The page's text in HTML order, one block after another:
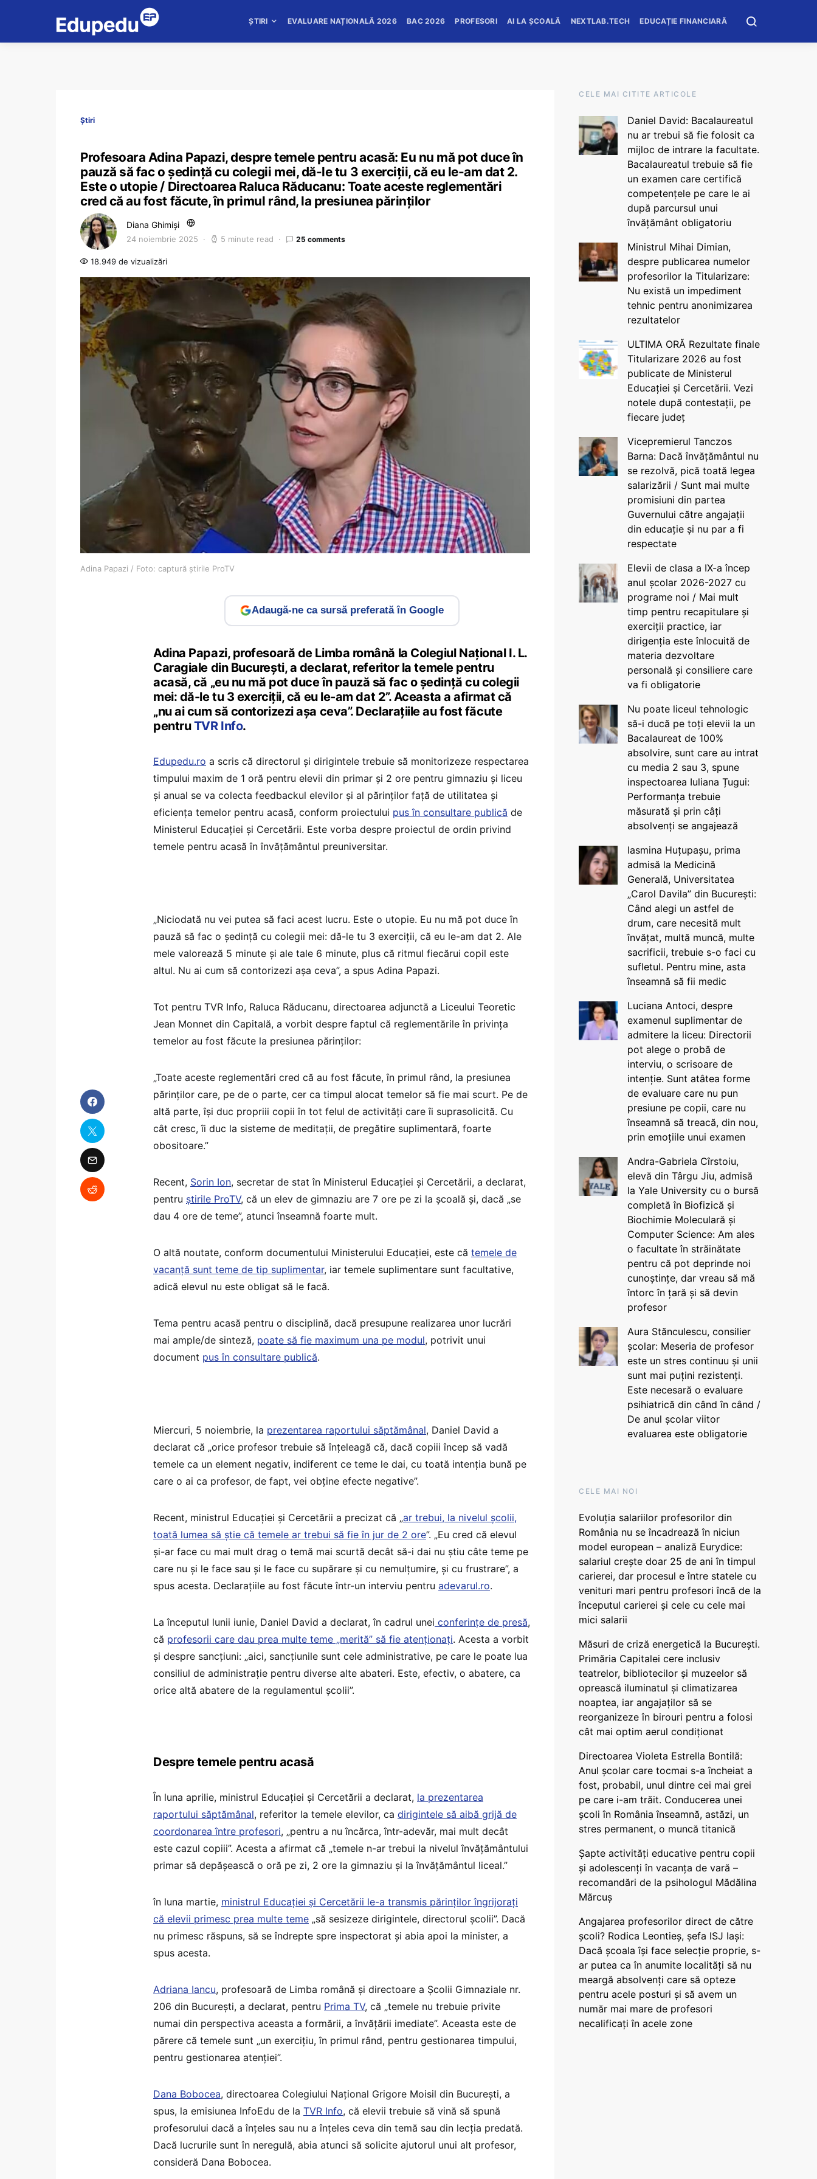
ȘTIRI EVALUARE NAȚIONALĂ 2026 BAC 2026 PROFESORI AI LA ȘCOALĂ NEXTLAB.TECH EDUCAȚIE FINANCIARĂ
Știri
Profesoara Adina Papazi, despre temele pentru acasă: Eu nu mă pot duce în
pauză să fac o ședință cu colegii mei, dă-le tu 3 exerciții, că eu le-am dat 2.
Este o utopie / Directoarea Raluca Răducanu: Toate aceste reglementări
cred că au fost făcute, în primul rând, la presiunea părinților
Diana Ghimiși
24 noiembrie 2025 5 minute read 25 comments
18.949 de vizualizări
Adina Papazi / Foto: captură știrile ProTV
Adaugă-ne ca sursă preferată în Google
Adina Papazi, profesoară de Limba română la Colegiul Național I. L.
Caragiale din București, a declarat, referitor la temele pentru
acasă, că „eu nu mă pot duce în pauză să fac o ședință cu colegii
mei: dă-le tu 3 exerciții, că eu le-am dat 2”. Aceasta a afirmat că
„nu ai cum să contorizezi așa ceva”. Declarațiile au fost făcute
pentruTVR Info.
Edupedu.ro a scris că directorul și dirigintele trebuie să monitorizeze respectarea
timpului maxim de 1 oră pentru elevii din primar și 2 ore pentru gimnaziu și liceu
și anual se va colecta feedbackul elevilor și al părinților față de utilitatea și
eficiența temelor pentru acasă, conform proiectului pus în consultare publică de
Ministerul Educației și Cercetării. Este vorba despre proiectul de ordin privind
temele pentru acasă în învățământul preuniversitar.
„Niciodată nu vei putea să faci acest lucru. Este o utopie. Eu nu mă pot duce în
pauză să fac o ședință cu colegii mei: dă-le tu 3 exerciții, că eu le-am dat 2. Ale
mele valorează 5 minute și ale tale 6 minute, plus că ritmul fiecărui copil este
altul. Nu ai cum să contorizezi așa ceva”, a spus Adina Papazi.
Tot pentru TVR Info, Raluca Răducanu, directoarea adjunctă a Liceului Teoretic
Jean Monnet din Capitală, a vorbit despre faptul că reglementările în privința
temelor au fost făcute la presiunea părinților:
„Toate aceste reglementări cred că au fost făcute, în primul rând, la presiunea
părinților care, pe de o parte, cer ca timpul alocat temelor să fie mai scurt. Pe de
altă parte, își duc propriii copii în tot felul de activități care îi suprasolicită. Cu
cât cresc, îi duc la sisteme de meditații, de pregătire suplimentară, foarte
obositoare.”
Recent, Sorin Ion, secretar de stat în Ministerul Educației și Cercetării, a declarat,
pentru știrile ProTV, că un elev de gimnaziu are 7 ore pe zi la școală și, dacă „se
dau 4 ore de teme”, atunci înseamnă foarte mult.
O altă noutate, conform documentului Ministerului Educației, este că temele de
vacanță sunt teme de tip suplimentar, iar temele suplimentare sunt facultative,
adică elevul nu este obligat să le facă.
Tema pentru acasă pentru o disciplină, dacă presupune realizarea unor lucrări
mai ample/de sinteză, poate să fie maximum una pe modul, potrivit unui
document pus în consultare publică.
Miercuri, 5 noiembrie, la prezentarea raportului săptămânal, Daniel David a
declarat că „orice profesor trebuie să înțeleagă că, dacă copiii încep să vadă
temele ca un element negativ, indiferent ce teme le dai, cu toată intenția bună pe
care o ai ca profesor, de fapt, vei obține efecte negative”.
Recent, ministrul Educației și Cercetării a precizat că „ar trebui, la nivelul școlii,
toată lumea să știe că temele ar trebui să fie în jur de 2 ore”. „Eu cred că elevul
și-ar face cu mai mult drag o temă mai scurtă decât să-i dai nu știu câte teme pe
care nu și le face sau și le face cu supărare și cu nemulțumire, și cu frustrare”, a
spus acesta. Declarațiile au fost făcute într-un interviu pentru adevarul.ro.
La începutul lunii iunie, Daniel David a declarat, în cadrul unei conferințe de presă,
că profesorii care dau prea multe teme „merită” să fie atenționați. Acesta a vorbit
și despre sancțiuni: „aici, sancțiunile sunt cele administrative, pe care le poate lua
consiliul de administrație pentru diverse alte abateri. Este, efectiv, o abatere, ca
orice altă abatere de la regulamentul școlii”.
Despre temele pentru acasă
În luna aprilie, ministrul Educației și Cercetării a declarat, la prezentarea
raportului săptămânal, referitor la temele elevilor, ca dirigintele să aibă grijă de
coordonarea între profesori, „pentru a nu încărca, într-adevăr, mai mult decât
este cazul copiii”. Acesta a afirmat că „temele n-ar trebui la nivelul învățământului
primar să depășească o oră pe zi, 2 ore la gimnaziu și la învățământul liceal.”
în luna martie, ministrul Educației și Cercetării le-a transmis părinților îngrijorați
că elevii primesc prea multe teme „să sesizeze dirigintele, directorul școlii”. Dacă
nu primesc răspuns, să se îndrepte spre inspectorat și abia apoi la minister, a
spus acesta.
Adriana Iancu, profesoară de Limba română și directoare a Școlii Gimnaziale nr.
206 din București, a declarat, pentru Prima TV, că „temele nu trebuie privite
numai din perspectiva aceasta a formării, a învățării imediate”. Aceasta este de
părere că temele sunt „un exercițiu, în primul rând, pentru gestionarea timpului,
pentru gestionarea atenției”.
Dana Bobocea, directoarea Colegiului Național Grigore Moisil din București, a
spus, la emisiunea InfoEdu de la TVR Info, că elevii trebuie să vină să spună
profesorului dacă a înțeles sau nu a înțeles ceva din temă sau din lecția predată.
Dacă lucrurile sunt în neregulă, abia atunci să solicite ajutorul unui alt profesor,
consideră Dana Bobocea.
CELE MAI CITITE ARTICOLE
Daniel David: Bacalaureatul
nu ar trebui să fie folosit ca
mijloc de intrare la facultate.
Bacalaureatul trebuie să fie
un examen care certifică
competențele pe care le ai
după parcursul unui
învățământ obligatoriu
Ministrul Mihai Dimian,
despre publicarea numelor
profesorilor la Titularizare:
Nu există un impediment
tehnic pentru anonimizarea
rezultatelor
ULTIMA ORĂ Rezultate finale
Titularizare 2026 au fost
publicate de Ministerul
Educației și Cercetării. Vezi
notele după contestații, pe
fiecare județ
Vicepremierul Tanczos
Barna: Dacă învățământul nu
se rezolvă, pică toată legea
salarizării / Sunt mai multe
promisiuni din partea
Guvernului către angajații
din educație și nu par a fi
respectate
Elevii de clasa a IX-a încep
anul școlar 2026-2027 cu
programe noi / Mai mult
timp pentru recapitulare și
exerciții practice, iar
dirigenția este înlocuită de
materia dezvoltare
personală și consiliere care
va fi obligatorie
Nu poate liceul tehnologic
să-i ducă pe toți elevii la un
Bacalaureat de 100%
absolvire, sunt care au intrat
cu media 2 sau 3, spune
inspectoarea Iuliana Țugui:
Performanța trebuie
măsurată și prin câți
absolvenți se angajează
Iasmina Huțupașu, prima
admisă la Medicină
Generală, Universitatea
„Carol Davila” din București:
Când alegi un astfel de
drum, care necesită mult
învățat, multă muncă, multe
sacrificii, trebuie s-o faci cu
sufletul. Pentru mine, asta
înseamnă să fii medic
Luciana Antoci, despre
examenul suplimentar de
admitere la liceu: Directorii
pot alege o probă de
interviu, o scrisoare de
intenție. Sunt atâtea forme
de evaluare care nu pun
presiune pe copii, care nu
înseamnă să treacă, din nou,
prin emoțiile unui examen
Andra-Gabriela Cîrstoiu,
elevă din Târgu Jiu, admisă
la Yale University cu o bursă
completă în Biofizică și
Biochimie Moleculară și
Computer Science: Am ales
o facultate în străinătate
pentru că pot deprinde noi
cunoștințe, dar vreau să mă
întorc în țară și să devin
profesor
Aura Stănculescu, consilier
școlar: Meseria de profesor
este un stres continuu și unii
sunt mai puțini rezistenți.
Este necesară o evaluare
psihiatrică din când în când /
De anul școlar viitor
evaluarea este obligatorie
CELE MAI NOI
Evoluția salariilor profesorilor din
România nu se încadrează în niciun
model european – analiză Eurydice:
salariul crește doar 25 de ani în timpul
carierei, dar procesul e între statele cu
venituri mari pentru profesori încă de la
începutul carierei și cele cu cele mai
mici salarii
Măsuri de criză energetică la București.
Primăria Capitalei cere inclusiv
teatrelor, bibliotecilor și muzeelor să
oprească iluminatul și climatizarea
noaptea, iar angajaților să se
reorganizeze în birouri pentru a folosi
cât mai optim aerul condiționat
Directoarea Violeta Estrella Bontilă:
Anul școlar care tocmai s-a încheiat a
fost, probabil, unul dintre cei mai grei
pe care i-am trăit. Conducerea unei
școli în România înseamnă, astăzi, un
stres permanent, o muncă titanică
Șapte activități educative pentru copii
și adolescenți în vacanța de vară –
recomandări de la psihologul Mădălina
Mărcuș
Angajarea profesorilor direct de către
școli? Rodica Leontieș, șefa ISJ Iași:
Dacă școala își face selecție proprie, s-
ar putea ca în anumite localități să nu
meargă absolvenți care să opteze
pentru acele posturi și să avem un
număr mai mare de profesori
necalificați în acele zone